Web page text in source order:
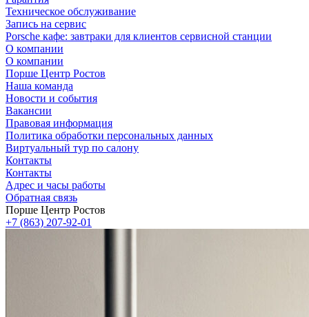
Техническое обслуживание
Запись на сервис
Porsche кафе: завтраки для клиентов сервисной станции
О компании
О компании
Порше Центр Ростов
Наша команда
Новости и события
Вакансии
Правовая информация
Политика обработки персональных данных
Виртуальный тур по салону
Контакты
Контакты
Адрес и часы работы
Обратная связь
Порше Центр Ростов
+7 (863) 207-92-01